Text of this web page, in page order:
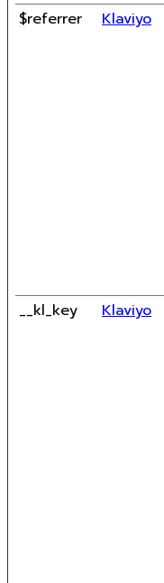
$referrer Klaviyo
__kl_key Klaviyo